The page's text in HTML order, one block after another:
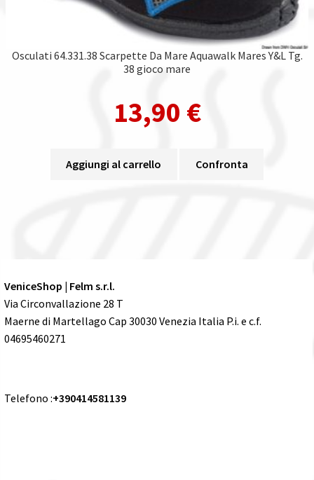
Osculati 64.331.38 Scarpette Da Mare Aquawalk Mares Y&L Tg.
38 gioco mare
13,90 €
Aggiungi al carrello Confronta
VeniceShop | Felm s.r.l.
Via Circonvallazione 28 T
Maerne di Martellago Cap 30030 Venezia Italia P.i. e c.f.
04695460271
Telefono :+390414581139